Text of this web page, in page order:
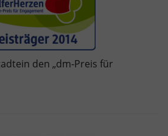
den „dm-Preis für